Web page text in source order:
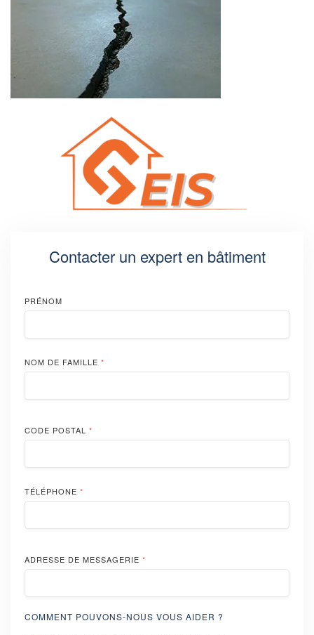
Contacter un expert en bâtiment
PRÉNOM
NOM DE FAMILLE *
CODE POSTAL *
TÉLÉPHONE *
ADRESSE DE MESSAGERIE *
COMMENT POUVONS-NOUS VOUS AIDER ?